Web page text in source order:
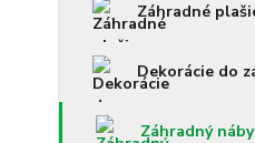
Záhradné
Dekorácie do
Záhradný